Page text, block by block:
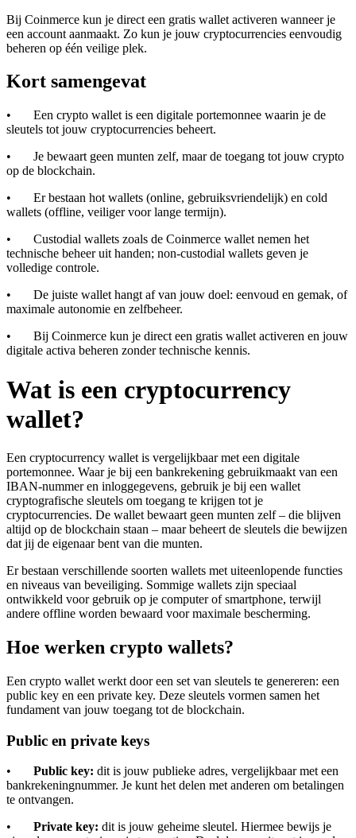
Bij Coinmerce kun je direct een gratis wallet activeren wanneer je
een account aanmaakt. Zo kun je jouw cryptocurrencies eenvoudig
beheren op één veilige plek.
Kort samengevat
• Een crypto wallet is een digitale portemonnee waarin je de
sleutels tot jouw cryptocurrencies beheert.
• Je bewaart geen munten zelf, maar de toegang tot jouw crypto
op de blockchain.
• Er bestaan hot wallets (online, gebruiksvriendelijk) en cold
wallets (offline, veiliger voor lange termijn).
• Custodial wallets zoals de Coinmerce wallet nemen het
technische beheer uit handen; non-custodial wallets geven je
volledige controle.
• De juiste wallet hangt af van jouw doel: eenvoud en gemak, of
maximale autonomie en zelfbeheer.
• Bij Coinmerce kun je direct een gratis wallet activeren en jouw
digitale activa beheren zonder technische kennis.
Wat is een cryptocurrency
wallet?
Een cryptocurrency wallet is vergelijkbaar met een digitale
portemonnee. Waar je bij een bankrekening gebruikmaakt van een
IBAN-nummer en inloggegevens, gebruik je bij een wallet
cryptografische sleutels om toegang te krijgen tot je
cryptocurrencies. De wallet bewaart geen munten zelf – die blijven
altijd op de blockchain staan – maar beheert de sleutels die bewijzen
dat jij de eigenaar bent van die munten.
Er bestaan verschillende soorten wallets met uiteenlopende functies
en niveaus van beveiliging. Sommige wallets zijn speciaal
ontwikkeld voor gebruik op je computer of smartphone, terwijl
andere offline worden bewaard voor maximale bescherming.
Hoe werken crypto wallets?
Een crypto wallet werkt door een set van sleutels te genereren: een
public key en een private key. Deze sleutels vormen samen het
fundament van jouw toegang tot de blockchain.
Public en private keys
• Public key: dit is jouw publieke adres, vergelijkbaar met een
bankrekeningnummer. Je kunt het delen met anderen om betalingen
te ontvangen.
• Private key: dit is jouw geheime sleutel. Hiermee bewijs je